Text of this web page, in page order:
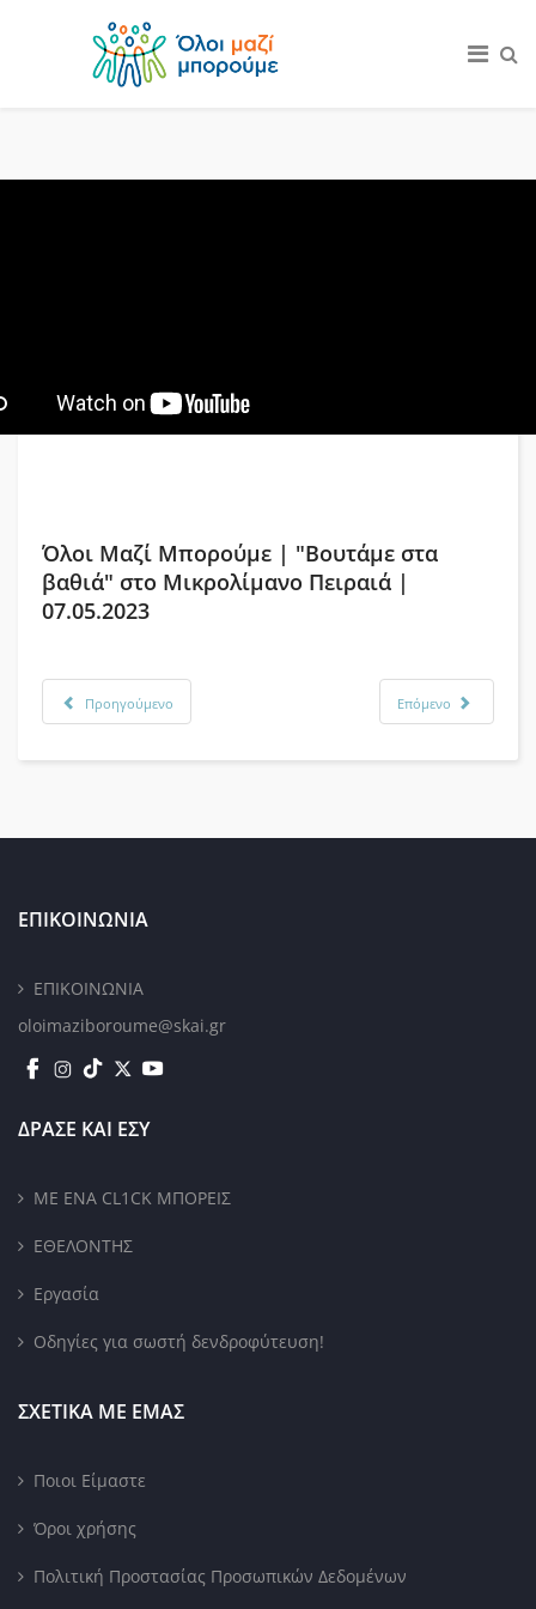
Όλοι Μαζί Μπορούμε | "Βουτάμε στα
βαθιά" στο Μικρολίμανο Πειραιά |
07.05.2023
Προηγούμενο Επόμενο
ΕΠΙΚΟΙΝΩΝΙΑ
ΕΠΙΚΟΙΝΩΝΙΑ
oloimaziboroume@skai.gr
ΔΡΑΣΕ ΚΑΙ ΕΣΥ
ΜΕ ΕΝΑ CL1CK ΜΠΟΡΕΙΣ
ΕΘΕΛΟΝΤΗΣ
Εργασία
Οδηγίες για σωστή δενδροφύτευση!
ΣΧΕΤΙΚΑ ΜΕ ΕΜΑΣ
Ποιοι Είμαστε
Όροι χρήσης
Πολιτική Προστασίας Προσωπικών Δεδομένων